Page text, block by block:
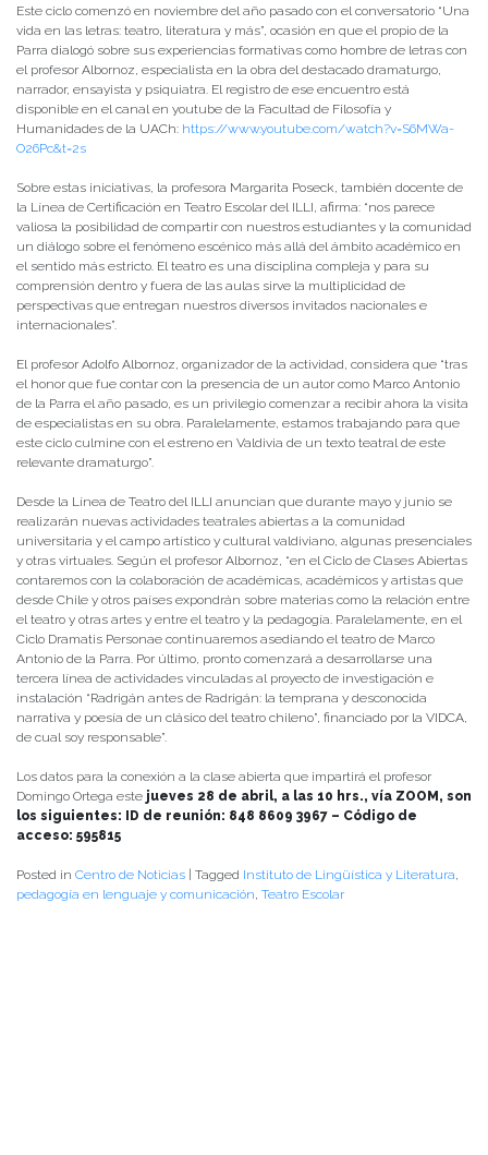
Este ciclo comenzó en noviembre del año pasado con el conversatorio “Una
vida en las letras: teatro, literatura y más”, ocasión en que el propio de la
Parra dialogó sobre sus experiencias formativas como hombre de letras con
el profesor Albornoz, especialista en la obra del destacado dramaturgo,
narrador, ensayista y psiquiatra. El registro de ese encuentro está
disponible en el canal en youtube de la Facultad de Filosofía y
Humanidades de la UACh: https://www.youtube.com/watch?v=S6MWa-
O26Pc&t=2s
Sobre estas iniciativas, la profesora Margarita Poseck, también docente de
la Línea de Certificación en Teatro Escolar del ILLI, afirma: “nos parece
valiosa la posibilidad de compartir con nuestros estudiantes y la comunidad
un diálogo sobre el fenómeno escénico más allá del ámbito académico en
el sentido más estricto. El teatro es una disciplina compleja y para su
comprensión dentro y fuera de las aulas sirve la multiplicidad de
perspectivas que entregan nuestros diversos invitados nacionales e
internacionales”.
El profesor Adolfo Albornoz, organizador de la actividad, considera que “tras
el honor que fue contar con la presencia de un autor como Marco Antonio
de la Parra el año pasado, es un privilegio comenzar a recibir ahora la visita
de especialistas en su obra. Paralelamente, estamos trabajando para que
este ciclo culmine con el estreno en Valdivia de un texto teatral de este
relevante dramaturgo”.
Desde la Línea de Teatro del ILLI anuncian que durante mayo y junio se
realizarán nuevas actividades teatrales abiertas a la comunidad
universitaria y el campo artístico y cultural valdiviano, algunas presenciales
y otras virtuales. Según el profesor Albornoz, “en el Ciclo de Clases Abiertas
contaremos con la colaboración de académicas, académicos y artistas que
desde Chile y otros países expondrán sobre materias como la relación entre
el teatro y otras artes y entre el teatro y la pedagogía. Paralelamente, en el
Ciclo Dramatis Personae continuaremos asediando el teatro de Marco
Antonio de la Parra. Por último, pronto comenzará a desarrollarse una
tercera línea de actividades vinculadas al proyecto de investigación e
instalación “Radrigán antes de Radrigán: la temprana y desconocida
narrativa y poesía de un clásico del teatro chileno”, financiado por la VIDCA,
de cual soy responsable”.
Los datos para la conexión a la clase abierta que impartirá el profesor
Domingo Ortega este jueves 28 de abril, a las 10 hrs., vía ZOOM, son
los siguientes: ID de reunión: 848 8609 3967 – Código de
acceso: 595815
Posted in Centro de Noticias Tagged Instituto de Lingüística y Literatura,
pedagogía en lenguaje y comunicación, Teatro Escolar